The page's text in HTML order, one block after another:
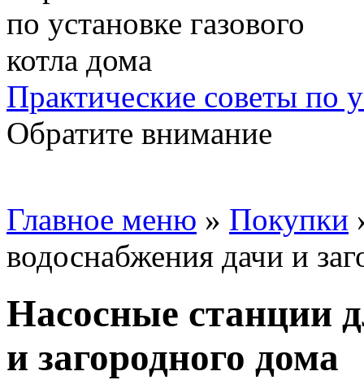
Практические советы по
Обратите внимание
Главное меню » Покупки
водоснабжения дачи и
Насосные станции
и загородного дома